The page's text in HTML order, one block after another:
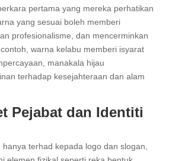
pertama yang mereka perhatikan
yang sesuai boleh memberi
profesionalisme, dan mencerminkan
warna kelabu memberi isyarat
manakala hijau
terhadap kesejahteraan dan alam
Pejabat dan Identiti
terhad kepada logo dan slogan,